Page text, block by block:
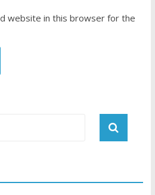
website in this browser for the